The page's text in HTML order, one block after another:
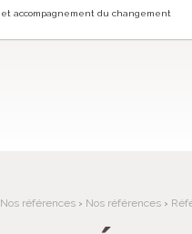
Nos références › Nos références ›